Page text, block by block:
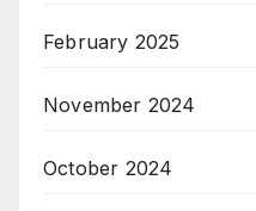
February 2025
November 2024
October 2024